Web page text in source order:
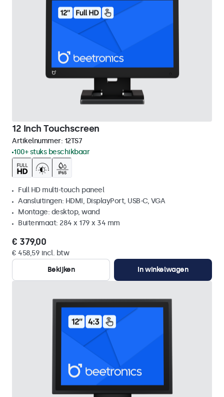
12 Inch Touchscreen
Artikelnummer: 12TS7
100+ stuks beschikbaar
Full HD multi-touch paneel
Aansluitingen: HDMI, DisplayPort, USB-C, VGA
Montage: desktop, wand
Buitenmaat: 284 x 179 x 34 mm
€ 379,00
€ 458,59 incl. btw
Bekijken
In winkelwagen